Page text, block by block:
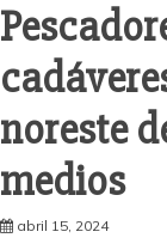
noreste
medios
abril 15, 2024